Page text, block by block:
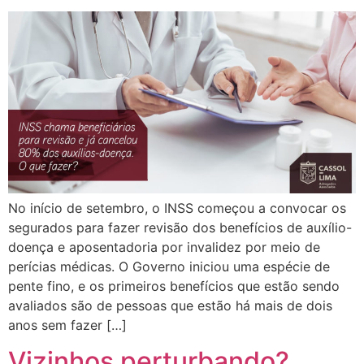
No início de setembro, o INSS começou a convocar os
segurados para fazer revisão dos benefícios de auxílio-
doença e aposentadoria por invalidez por meio de
perícias médicas. O Governo iniciou uma espécie de
pente fino, e os primeiros benefícios que estão sendo
avaliados são de pessoas que estão há mais de dois
anos sem fazer […]